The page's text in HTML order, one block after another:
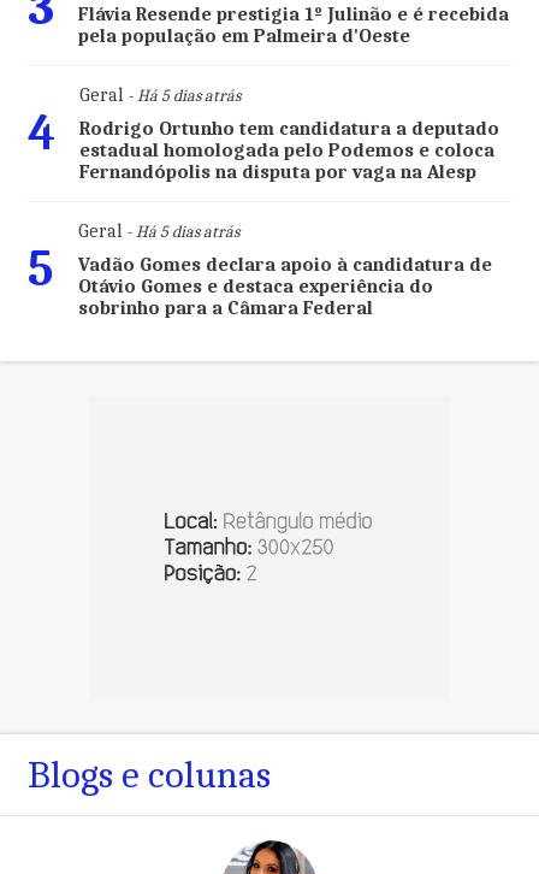
Flávia Resende prestigia 1º Julinão e é recebida
pela população em Palmeira d'Oeste
4
Geral- Há 5 dias atrás
Rodrigo Ortunho tem candidatura a deputado
estadual homologada pelo Podemos e coloca
Fernandópolis na disputa por vaga na Alesp
5
Geral- Há 5 dias atrás
Vadão Gomes declara apoio à candidatura de
Otávio Gomes e destaca experiência do
sobrinho para a Câmara Federal
Blogs e colunas